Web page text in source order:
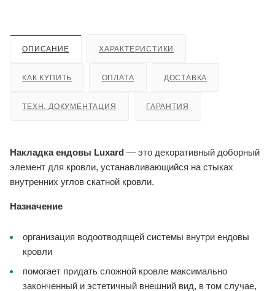
ОПИСАНИЕ ХАРАКТЕРИСТИКИ
КАК КУПИТЬ ОПЛАТА ДОСТАВКА
ТЕХН. ДОКУМЕНТАЦИЯ ГАРАНТИЯ
Накладка ендовы Luxard — это декоративный доборный
элемент для кровли, устанавливающийся на стыках
внутренних углов скатной кровли.
Назначение
организация водоотводящей системы внутри ендовы
кровли
помогает придать сложной кровле максимально
законченный и эстетичный внешний вид, в том случае,